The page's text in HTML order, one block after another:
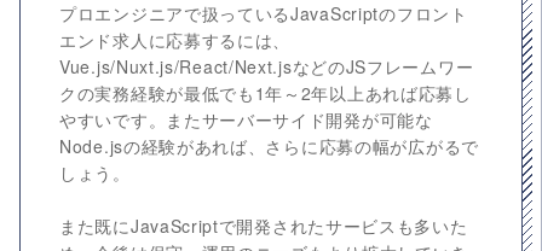
プロエンジニアで扱っているJavaScriptのフロント
エンド求人に応募するには、
Vue.js/Nuxt.js/React/Next.jsなどのJSフレームワー
クの実務経験が最低でも1年～2年以上あれば応募し
やすいです。またサーバーサイド開発が可能な
Node.jsの経験があれば、さらに応募の幅が広がるで
しょう。
また既にJavaScriptで開発されたサービスも多いた